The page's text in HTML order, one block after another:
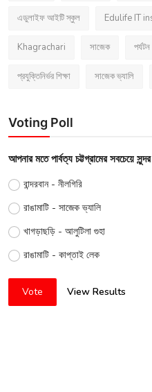
এডুলাইফ আইটি স্কুল Edulife IT
Khagrachari সাজেক পর্যটন
প্রযুক্তিনির্ভর শিক্ষা সাজেক ভ্যালি
Voting Poll
আপনার মতে পার্বত্য চট্টগ্রামের সবচেয়ে
বান্দরবান - নীলগিরি
রাঙামাটি - সাজেক ভ্যালি
খাগড়াছড়ি - আলুটিলা গুহা
রাঙামাটি - কাপ্তাই লেক
Vote View Results